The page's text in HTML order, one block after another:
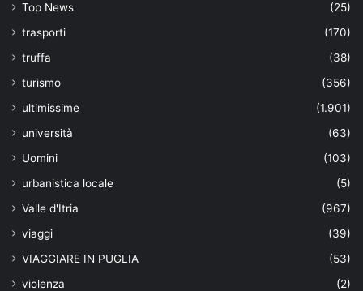
Top News
(25)
trasporti
(170)
truffa
(38)
turismo
(356)
ultimissime
(1.901)
università
(63)
Uomini
(103)
urbanistica locale
(5)
Valle d'Itria
(967)
viaggi
(39)
VIAGGIARE IN PUGLIA
(53)
violenza
(2)